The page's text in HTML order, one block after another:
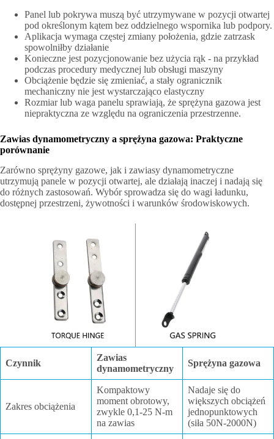
Panel lub pokrywa muszą być utrzymywane w pozycji otwartej
pod określonym kątem bez oddzielnego wspornika lub podpory.
Aplikacja wymaga częstej zmiany położenia, gdzie zatrzask
spowolniłby działanie
Konieczne jest pozycjonowanie bez użycia rąk - na przykład
podczas procedury medycznej lub obsługi maszyny
Obciążenie będzie się zmieniać, a stały ogranicznik
mechaniczny nie jest wystarczająco elastyczny
Rozmiar lub waga panelu sprawiają, że sprężyna gazowa jest
niepraktyczna ze względu na ograniczenia przestrzenne.
Zawias dynamometryczny a sprężyna gazowa: Praktyczne
porównanie
Zarówno sprężyny gazowe, jak i zawiasy dynamometryczne
utrzymują panele w pozycji otwartej, ale działają inaczej i nadają się
do różnych zastosowań. Wybór sprowadza się do wagi ładunku,
dostępnej przestrzeni, żywotności i warunków środowiskowych.
Czynnik
Zawias
dynamometryczny
Sprężyna gazowa
Zakres obciążenia
Kompaktowy
moment obrotowy,
zwykle 0,1-25 N-m
na zawias
Nadaje się do
większych obciążeń
jednopunktowych
(siła 50N-2000N)